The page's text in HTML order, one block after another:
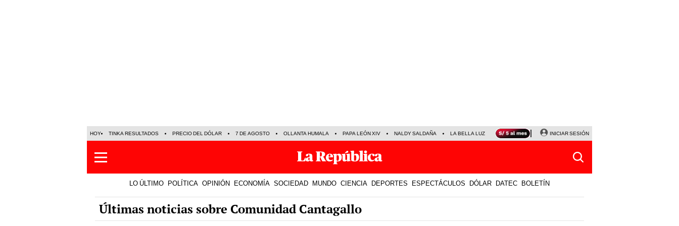
HOY TINKA RESULTADOS PRECIO DEL DÓLAR 7 DE AGOSTO OLLANTA HUMALA PAPA LEÓN XIV NALDY SALDAÑA LA BELLA LUZ MAGALY MEDINA SINUANO RESULTADOS HOY
INICIAR SESIÓN
LO ÚLTIMO POLÍTICA OPINIÓN ECONOMÍA SOCIEDAD MUNDO CIENCIA DEPORTES ESPECTÁCULOS DÓLAR DATEC BOLETÍN
Últimas noticias sobre Comunidad Cantagallo